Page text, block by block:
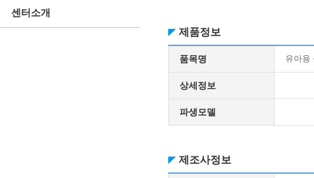
센터소개
제품정보
품목명 유아용
상세정보
파생모델
제조사정보